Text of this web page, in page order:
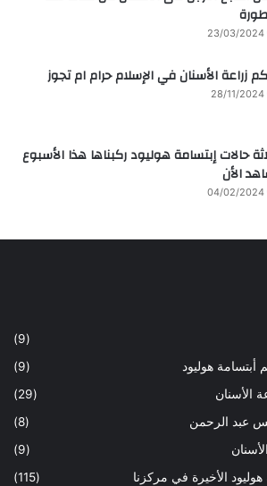
23/03/2024
زراعة الأسنان في الإسلام حرام ام تجوز
28/11/2024
حالات إبتسامة هوليود ركبناها هذا الأسبوع
الأن
04/02/2024
(9)
أبتسامة هوليود
(9)
الأسنان
(29)
عبد الرحمن
(8)
(9)
الأخيرة في مركزنا
(115)